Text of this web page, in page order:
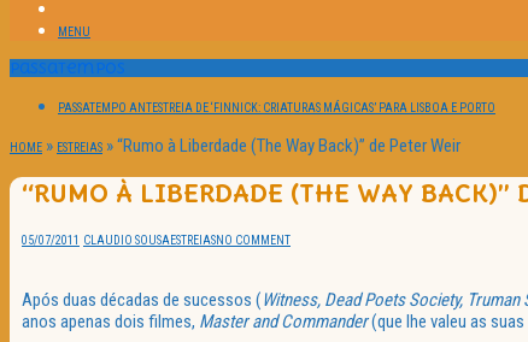
MENU
Passatempos
PASSATEMPO ANTESTREIA DE ‘FINNICK: CRIATURAS MÁGICAS’ PARA LISBOA E PORTO
HOME » ESTREIAS »“Rumo à Liberdade (The Way Back)” de Peter Weir
“RUMO À LIBERDADE (THE WAY BACK)”
05/07/2011 CLAUDIO SOUSAESTREIASNO COMMENT
Após duas décadas de sucessos (Witness, Dead Poets Society, Truman
anos apenas dois filmes, Master and Commander(que lhe valeu as